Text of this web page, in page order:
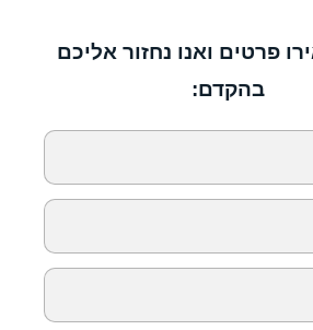
פרטים ואנו נחזור אליכם
בהקדם: